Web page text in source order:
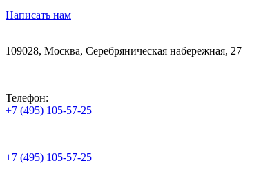
Написать нам
109028, Москва, Серебряническая набережная, 27
Телефон:
+7 (495) 105-57-25
+7 (495) 105-57-25